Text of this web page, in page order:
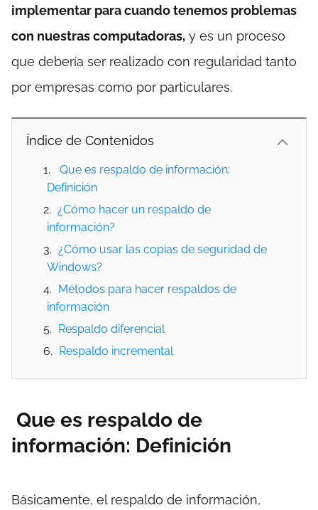
implementar para cuando tenemos problemas
con nuestras computadoras, y es un proceso
que debería ser realizado con regularidad tanto
por empresas como por particulares.
Índice de Contenidos
Que es respaldo de información:
Definición
¿Cómo hacer un respaldo de
información?
¿Cómo usar las copias de seguridad de
Windows?
Métodos para hacer respaldos de
información
Respaldo diferencial
Respaldo incremental
Que es respaldo de
información: Definición
Básicamente, el respaldo de información,